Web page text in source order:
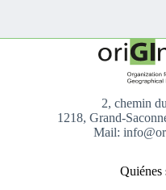
2, chemin
1218, Grand-
Mail:
Quiénes